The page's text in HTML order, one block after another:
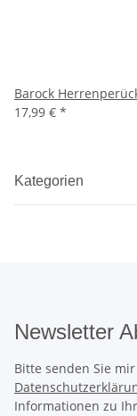
Barock
17,99 € *
Kategorien
Newsletter
Bitte senden Sie
Informationen zu